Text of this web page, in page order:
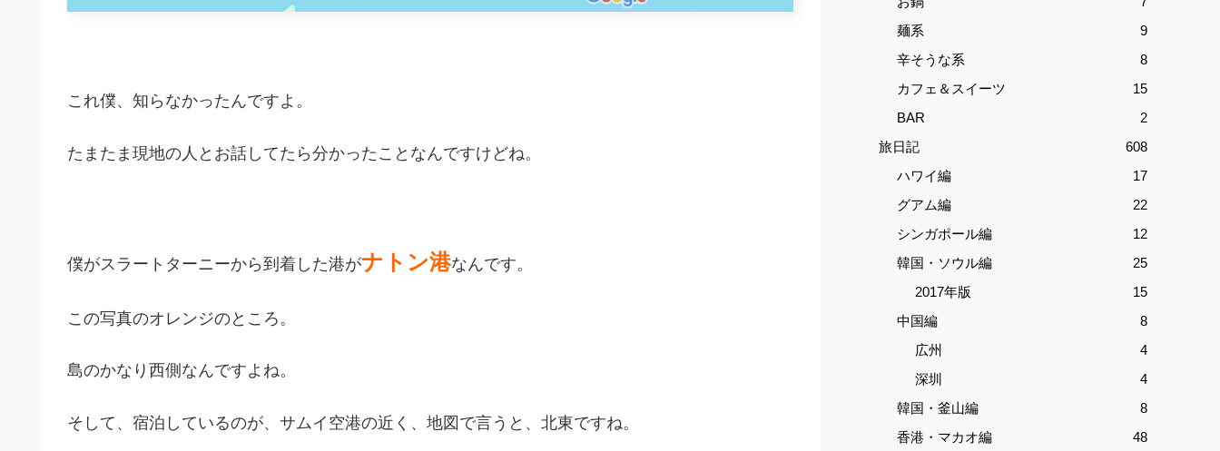
これ僕、知らなかったんですよ。
たまたま現地の人とお話してたら分かったことなんですけどね。
僕がスラートターニーから到着した港がナトン港なんです。
この写真のオレンジのところ。
島のかなり西側なんですよね。
そして、宿泊しているのが、サムイ空港の近く、地図で言うと、北東ですね。
麺系
9
辛そうな系
8
カフェ＆スイーツ
15
BAR
2
旅日記
608
ハワイ編
17
グアム編
22
シンガポール編
12
韓国・ソウル編
25
2017年版
15
中国編
8
広州
4
深圳
4
韓国・釜山編
8
香港・マカオ編
48